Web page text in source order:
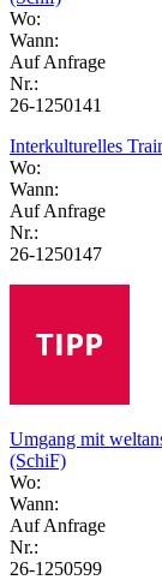
Wo:
Wann:
Auf Anfrage
Nr.:
26-1250141
Interkulturelles
Wo:
Wann:
Auf Anfrage
Nr.:
26-1250147
Umgang mit
(SchiF)
Wo:
Wann:
Auf Anfrage
Nr.:
26-1250599